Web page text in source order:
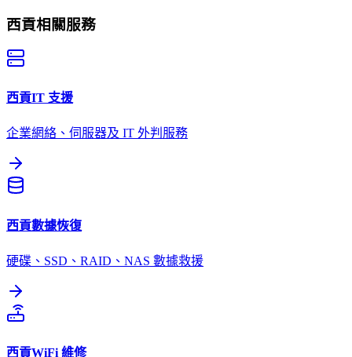
西貢相關服務
西貢IT 支援
企業網絡、伺服器及 IT 外判服務
西貢數據恢復
硬碟、SSD、RAID、NAS 數據救援
西貢WiFi 維修